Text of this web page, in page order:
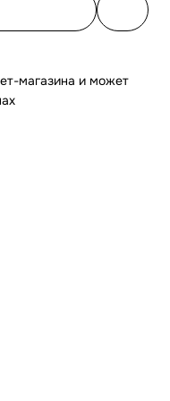
магазина и может